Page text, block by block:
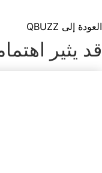
العودة إلى QBUZZ
قد يثير